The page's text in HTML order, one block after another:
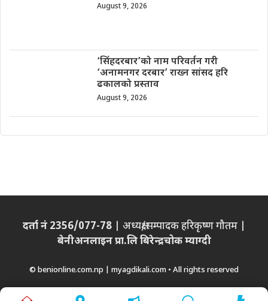
August 9, 2026
‘सिंहदरबार’को नाम परिवर्तन गरी
‘अनामनगर दरबार’ राख्न सांसद हरि
ढकालको प्रस्ताव
August 9, 2026
दर्ता नं 2356/077-78| अध्यक्ष/सम्पादक हरिकृष्ण गौतम |
बेनीअनलाइन प्रा.लि बिरेन्द्रचोक म्याग्दी
© benionline.com.np | myagdikali.com • All rights reserved